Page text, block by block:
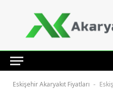
Eskişehir Akaryakıt Fiyatları -